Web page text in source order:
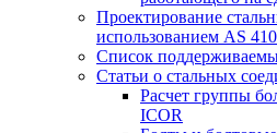
Проектирование
использованием AS
Список
Статьи о стальных
Расчет группы
ICOR